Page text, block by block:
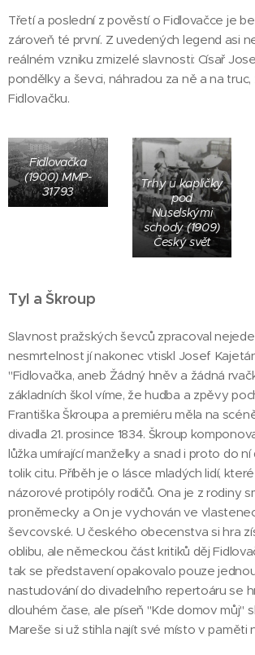
Třetí a poslední z pověstí o Fidlovačce je
zároveň té první. Z uvedených legend asi
reálném vzniku zmizelé slavnosti: Císař
pondělky a ševci, náhradou za ně a na truc,
Fidlovačku.
Fidlovačka
(1900) MMP-
31793
Trhy u kapličky
pod
Nuselskými
schody (1909)
Český svět
Tyl a Škroup
Slavnost pražských ševců zpracoval
nesmrtelnost jí nakonec vtiskl Josef
"Fidlovačka, aneb Žádný hněv a žádná
základních škol víme, že hudba a zpěvy
Františka Škroupa a premiéru měla na
divadla 21. prosince 1834. Škroup
lůžka umírající manželky a snad i proto do
tolik citu. Příběh je o lásce mladých lidí,
názorové protipóly rodičů. Ona je z rodiny
proněmecky a On je vychován ve
ševcovské. U českého obecenstva si hra
oblibu, ale německou část kritiků děj
tak se představení opakovalo pouze
nastudování do divadelního repertoáru se
dlouhém čase, ale píseň "Kde domov můj"
Mareše si už stihla najít své místo v paměti